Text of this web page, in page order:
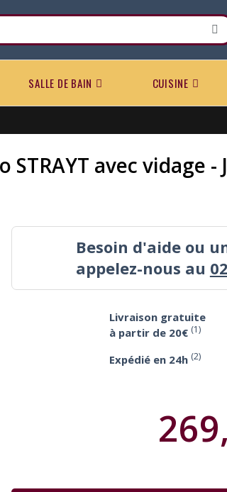
SALLE DE BAIN CUISINE
avec vidage -
Besoin d'aide ou
appelez-nous au
Livraison gratuite
à partir de 20€ (1)
Expédié en 24h (2)